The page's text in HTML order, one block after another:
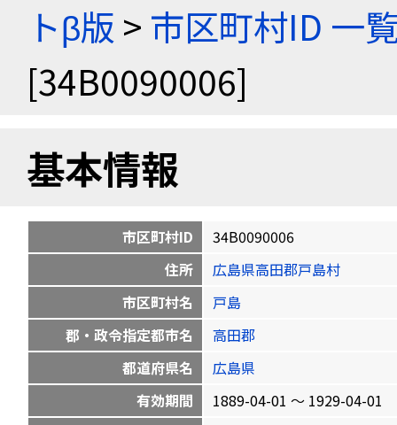
トβ版 > 市区町村ID 一
[34B0090006]
基本情報
市区町村ID
34B0090006
住所
広島県高田郡戸島村
市区町村名
戸島
郡・政令指定都市名
高田郡
都道府県名
広島県
有効期間
1889-04-01 〜 1929-04-01